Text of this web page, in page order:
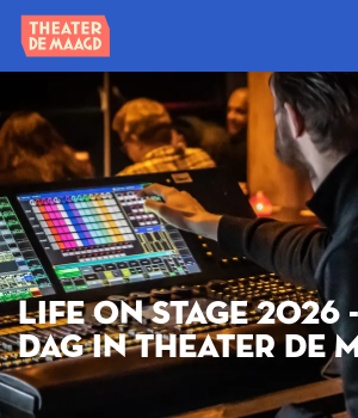
LIFE ON STAGE 2026
DAG IN THEATER DE